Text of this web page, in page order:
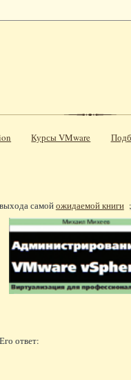
Курсы VMware
самойожидаемой книги
ответ: